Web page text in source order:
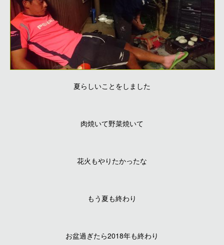
夏らしいことをしました
肉焼いて野菜焼いて
花火もやりたかったな
もう夏も終わり
お盆過ぎたら2018年も終わり